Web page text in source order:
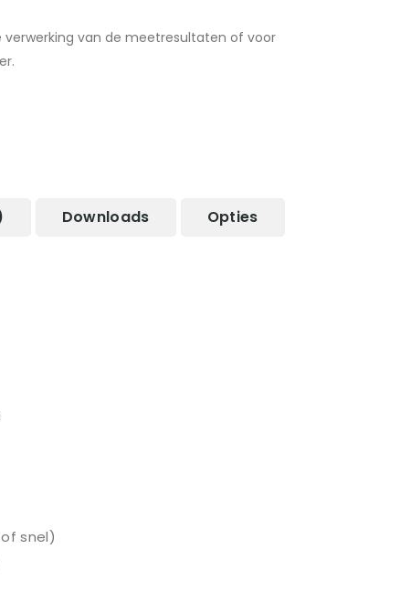
van de meetresultaten of voor
Downloads Opties
snel)